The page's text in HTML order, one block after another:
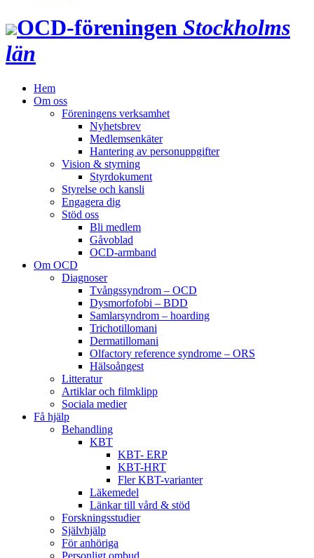
OCD‑föreningen Stockholms
län
Hem
Om oss
Föreningens verksamhet
Nyhetsbrev
Medlemsenkäter
Hantering av personuppgifter
Vision & styrning
Styrdokument
Styrelse och kansli
Engagera dig
Stöd oss
Bli medlem
Gåvoblad
OCD-armband
Om OCD
Diagnoser
Tvångssyndrom – OCD
Dysmorfofobi – BDD
Samlarsyndrom – hoarding
Trichotillomani
Dermatillomani
Olfactory reference syndrome – ORS
Hälsoångest
Litteratur
Artiklar och filmklipp
Sociala medier
Få hjälp
Behandling
KBT
KBT- ERP
KBT-HRT
Fler KBT-varianter
Läkemedel
Länkar till vård & stöd
Forskningsstudier
Självhjälp
För anhöriga
Personligt ombud